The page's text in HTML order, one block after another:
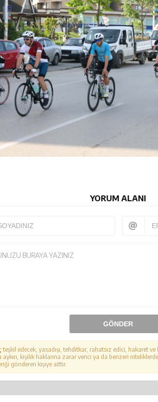
YORUM ALANI
GÖNDER
teşkil edecek, yasadışı, tehditkar, rahatsız edici, hakaret
kişilik haklarına zarar verici ya da benzeri
gönderen kişiye aittir.